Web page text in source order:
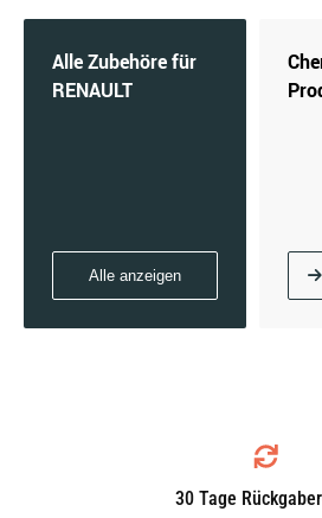
Alle Zubehöre für
RENAULT
Alle anzeigen
30 Tage